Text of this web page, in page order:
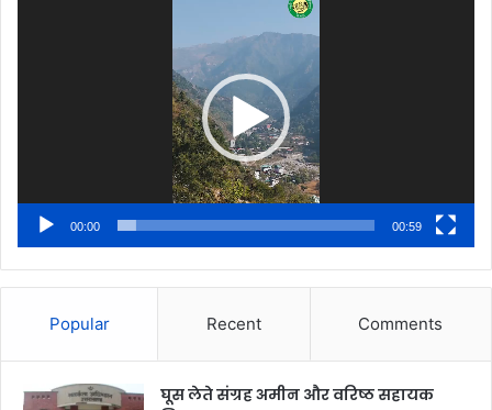
00:00 00:59
Popular Recent Comments
घूस लेते संग्रह अमीन और वरिष्ठ सहायक